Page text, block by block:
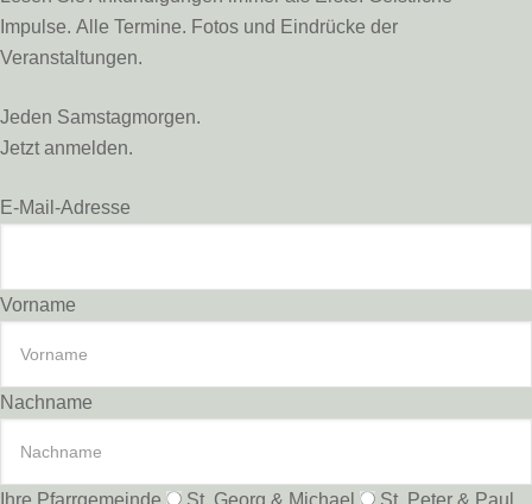
Impulse. Alle Termine. Fotos und Eindrücke der
Veranstaltungen.
Jeden Samstagmorgen.
Jetzt anmelden.
E-Mail-Adresse
Vorname
Nachname
Ihre Pfarrgemeinde St. Georg & Michael
St. Peter & Paul